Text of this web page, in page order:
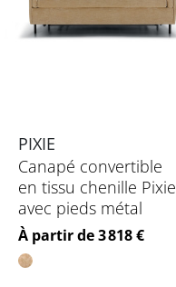
PIXIE
Canapé convertible
en tissu chenille Pixie
avec pieds métal
Prix
À partir de 3 818 €